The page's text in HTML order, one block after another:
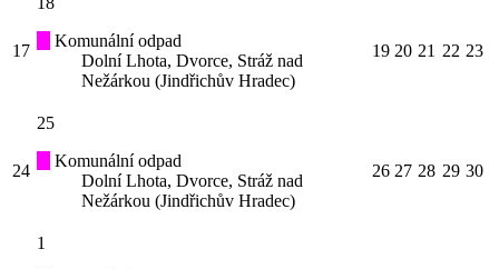
17
Komunální odpad
Dolní Lhota, Dvorce, Stráž nad
Nežárkou (Jindřichův Hradec)
19 20 21 22 23
24
25
Komunální odpad
Dolní Lhota, Dvorce, Stráž nad
Nežárkou (Jindřichův Hradec)
26 27 28 29 30
1